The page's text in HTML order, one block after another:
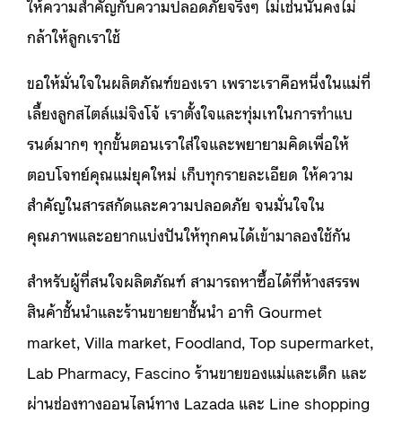
ให้ความสำคัญกับความปลอดภัยจริงๆ ไม่เช่นนั้นคงไม่
กล้าให้ลูกเราใช้
ขอให้มั่นใจในผลิตภัณฑ์ของเรา เพราะเราคือหนึ่งในแม่ที่
เลี้ยงลูกสไตล์แม่จิงโจ้ เราตั้งใจและทุ่มเทในการทำแบ
รนด์มากๆ ทุกขั้นตอนเราใส่ใจและพยายามคิดเพื่อให้
ตอบโจทย์คุณแม่ยุคใหม่ เก็บทุกรายละเอียด ให้ความ
สำคัญในสารสกัดและความปลอดภัย จนมั่นใจใน
คุณภาพและอยากแบ่งปันให้ทุกคนได้เข้ามาลองใช้กัน
สำหรับผู้ที่สนใจผลิตภัณฑ์ สามารถหาซื้อได้ที่ห้างสรรพ
สินค้าชั้นนำและร้านขายยาชั้นนำ อาทิ Gourmet
market, Villa market, Foodland, Top supermarket,
Lab Pharmacy, Fascino ร้านขายของแม่และเด็ก และ
ผ่านช่องทางออนไลน์ทาง Lazada และ Line shopping